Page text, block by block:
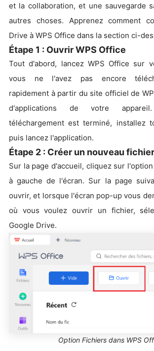
et la collaboration, et une sauvegarde
autres choses. Apprenez comment
Drive à WPS Office dans la section ci-
Étape 1 : Ouvrir WPS Office
Tout d'abord, lancez WPS Office sur
vous ne l'avez pas encore
rapidement à partir du site officiel de
d'applications de votre
téléchargement est terminé, installez
puis lancez l'application.
Étape 2 : Créer un nouveau fichier
Sur la page d'accueil, cliquez sur
à gauche de l'écran. Sur la page
ouvrir, et lorsque l'écran pop-up vous
où vous voulez ouvrir un fichier,
Google Drive.
Option Fichiers dans WPS